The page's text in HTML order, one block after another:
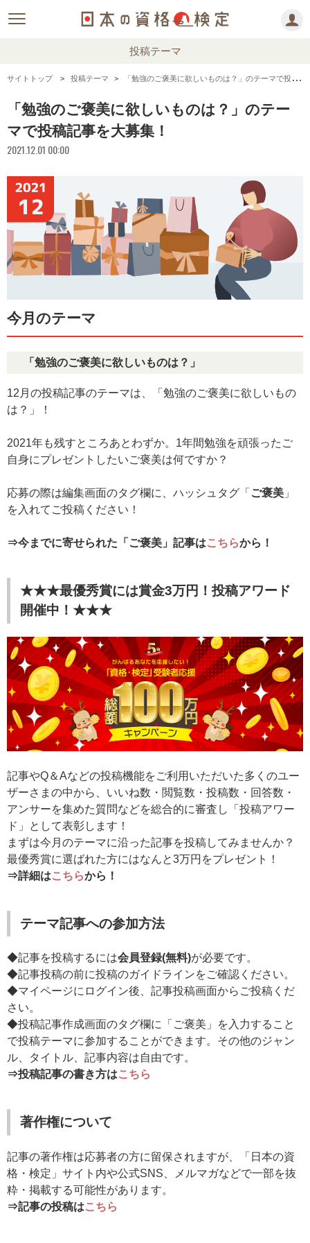
投稿テーマ
サイトトップ 投稿テーマ 「勉強のご褒美に欲しいものは？」のテーマで投稿記事を大募集！
「勉強のご褒美に欲しいものは？」のテー
マで投稿記事を大募集！
2021.12.01 00:00
今月のテーマ
「勉強のご褒美に欲しいものは？」
12月の投稿記事のテーマは、「勉強のご褒美に欲しいもの
は？」！
2021年も残すところあとわずか。1年間勉強を頑張ったご
自身にプレゼントしたいご褒美は何ですか？
応募の際は編集画面のタグ欄に、ハッシュタグ「 ご褒美 」
を入れてご投稿ください！
⇒今までに寄せられた「ご褒美」記事はこちらから！
★★★最優秀賞には賞金3万円！投稿アワード
開催中！★★★
記事やQ＆Aなどの投稿機能をご利用いただいた多くのユー
ザーさまの中から、いいね数・閲覧数・投稿数・回答数・
アンサーを集めた質問などを総合的に審査し「投稿アワー
ド」として表彰します！
まずは今月のテーマに沿った記事を投稿してみませんか？
最優秀賞に選ばれた方にはなんと3万円をプレゼント！
⇒詳細はこちらから！
テーマ記事への参加方法
◆記事を投稿するには会員登録(無料)が必要です。
◆記事投稿の前に投稿のガイドラインをご確認ください。
◆マイページにログイン後、記事投稿画面からご投稿くだ
さい。
◆投稿記事作成画面のタグ欄に「ご褒美」を入力すること
で投稿テーマに参加することができます。その他のジャン
ル、タイトル、記事内容は自由です。
⇒投稿記事の書き方はこちら
著作権について
記事の著作権は応募者の方に留保されますが、「日本の資
格・検定」サイト内や公式SNS、メルマガなどで一部を抜
粋・掲載する可能性があります。
⇒記事の投稿はこちら